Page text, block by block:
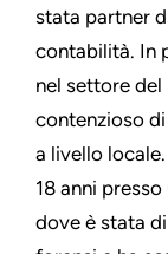
stata partner
contabilità. In
nel settore del
contenzioso
a livello
18 anni
dove è stata